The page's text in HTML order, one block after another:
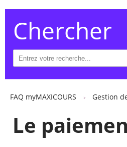
Chercher
FAQ myMAXICOURS Gestion
Le